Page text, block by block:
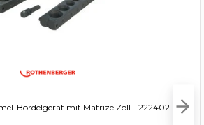
Bördelgerät mit Matrize Zoll - 222402